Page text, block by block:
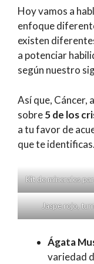
Hoy vamos a
enfoque
existen
a potenciar
según nuestro
Así que, Cáncer,
sobre5 de los
a tu favor de
que te identificas.
Kit de minerales
Jaspe rojo,
Ágata
variedad